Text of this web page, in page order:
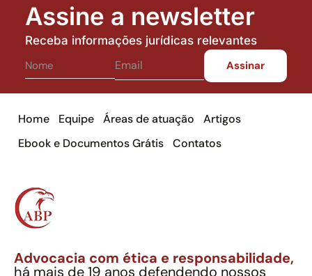
Assine a newsletter
Receba informações jurídicas relevantes
Home Equipe Áreas de atuação
Artigos
Ebook e Documentos Grátis
Contatos
Advocacia com ética e responsabilidade,
há mais de 19 anos defendendo nossos